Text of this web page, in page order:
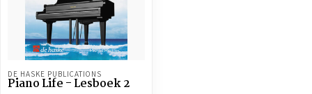
DE HASKE PUBLICATIONS
Piano Life - Lesboek 2